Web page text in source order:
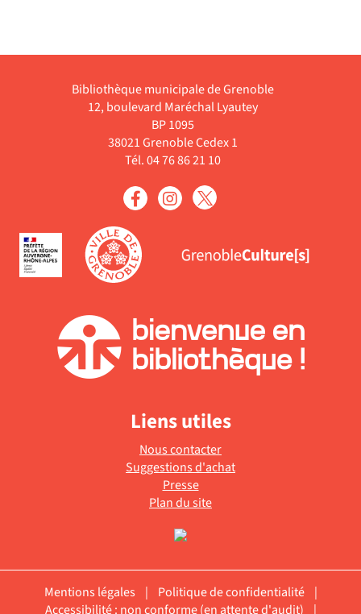
Bibliothèque municipale de Grenoble
12, boulevard Maréchal Lyautey
BP 1095
38021 Grenoble Cedex 1
Tél. 04 76 86 21 10
Liens utiles
Nous contacter
Suggestions d'achat
Presse
Plan du site
Mentions légales | Politique de confidentialité
|
Accessibilité : non conforme (en attente d'audit)
|